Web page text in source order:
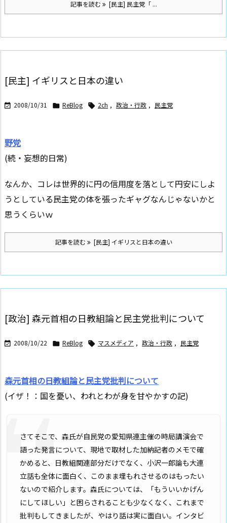
記事を読む [民主] 民主党「 ...
[民主] イギリスと日本の違い
 2008/10/31  ReBlog  2ch , 政治・行政 , 民主党
野党
(続・妄想的日常)
なんか、コレは世界的に円の信用度を落として円安にしよ
うとしている民主党の体を張ったギャグなんじゃないかと
思うくらいｗ
記事を読む [民主] イギリスと日本の違い
[政治] 森元首相の日教組論と民主党批判について
 2008/10/22  ReBlog  マスメディア , 政治・行政 , 民主党
森元首相の日教組論と民主党批判について
(イザ！：国を憂い、われとわが身を甘やかすの記)
さてそこで、森氏が自民党の愛知県連主催の時局講演会で
語った発言について、現地で取材した加納記者のメモで確
かめると、日教組関連部分だけでなく、小沢一郎論も大連
立話も全体に面白く、このまま埋もれさせるのはもったい
ないので紹介します。森氏については、「もういいかげん
にしてほしい」と困らされることも少なくなく、これまで
批判もしてきましたが、やはり話は実に面白い。インタビ